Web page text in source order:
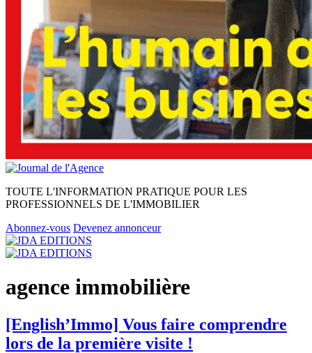
TOUTE L'INFORMATION PRATIQUE POUR LES
PROFESSIONNELS DE L'IMMOBILIER
Abonnez-vous Devenez annonceur
agence immobilière
[English’Immo] Vous faire comprendre
lors de la première visite !